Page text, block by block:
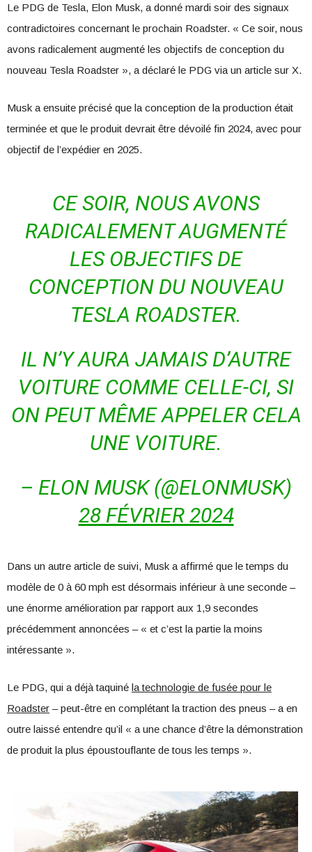
Le PDG de Tesla, Elon Musk, a donné mardi soir des signaux
contradictoires concernant le prochain Roadster. « Ce soir, nous
avons radicalement augmenté les objectifs de conception du
nouveau Tesla Roadster », a déclaré le PDG via un article sur X.
Musk a ensuite précisé que la conception de la production était
terminée et que le produit devrait être dévoilé fin 2024, avec pour
objectif de l’expédier en 2025.
CE SOIR, NOUS AVONS
RADICALEMENT AUGMENTÉ
LES OBJECTIFS DE
CONCEPTION DU NOUVEAU
TESLA ROADSTER.
IL N’Y AURA JAMAIS D’AUTRE
VOITURE COMME CELLE-CI, SI
ON PEUT MÊME APPELER CELA
UNE VOITURE.
– ELON MUSK (@ELONMUSK)
28 FÉVRIER 2024
Dans un autre article de suivi, Musk a affirmé que le temps du
modèle de 0 à 60 mph est désormais inférieur à une seconde –
une énorme amélioration par rapport aux 1,9 secondes
précédemment annoncées – « et c’est la partie la moins
intéressante ».
Le PDG, qui a déjà taquiné la technologie de fusée pour le
Roadster – peut-être en complétant la traction des pneus – a en
outre laissé entendre qu’il « a une chance d’être la démonstration
de produit la plus époustouflante de tous les temps ».